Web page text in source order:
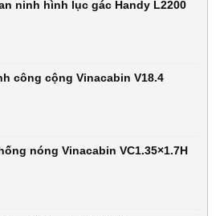
ninh hình lục gác Handy L2200
công cộng Vinacabin V18.4
nóng Vinacabin VC1.35×1.7H